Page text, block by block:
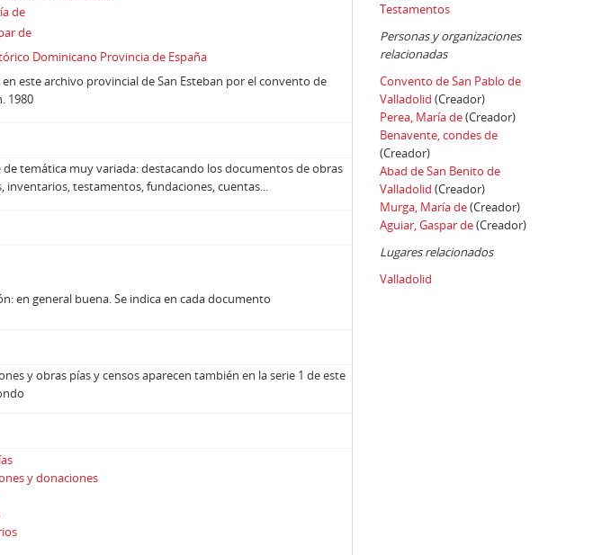
de
de
Dominicano Provincia de España
este archivo provincial de San Esteban por el convento de
1980
de temática muy variada: destacando los documentos de obras
inventarios, testamentos, fundaciones, cuentas...
en general buena. Se indica en cada documento
y obras pías y censos aparecen también en la serie 1 de este
y donaciones
Testamentos
Personas y organizaciones
relacionadas
Convento de San Pablo de
Valladolid (Creador)
Perea, María de(Creador)
Benavente, condes de
(Creador)
Abad de San Benito de
Valladolid (Creador)
Murga, María de(Creador)
Aguiar, Gaspar de(Creador)
Lugares relacionados
Valladolid